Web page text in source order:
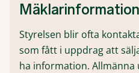
Mäklarinformation
Styrelsen blir ofta
som fått i uppdrag att
ha information. Allmänna